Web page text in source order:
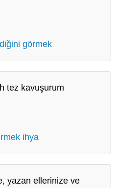
görmek
tez kavuşurum
ihya
yazan ellerinize ve